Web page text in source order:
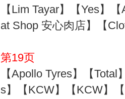
【Lim Tayar】【Yes】
at Shop 安心肉店】【
第19页
【Apollo Tyres】【
s】【KCW】【KCW】